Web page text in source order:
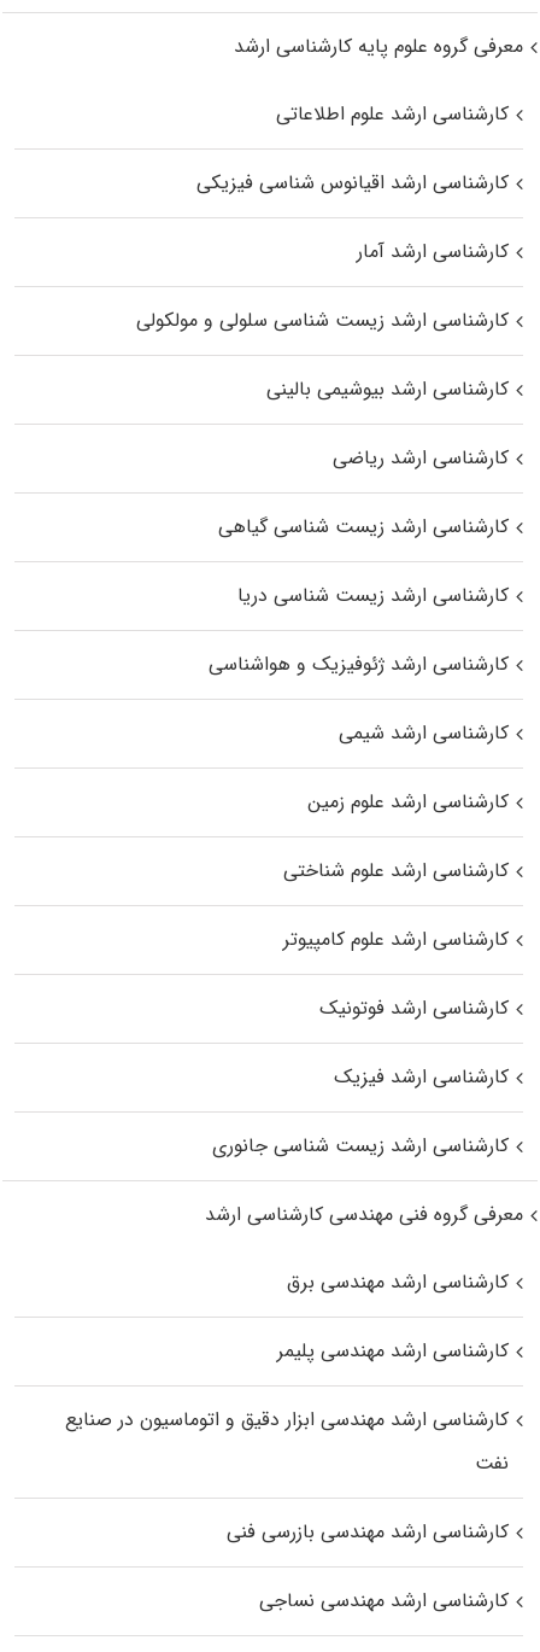
معرفی گروه علوم پایه کارشناسی ارشد
کارشناسی ارشد علوم اطلاعاتی
کارشناسی ارشد اقیانوس‌ شناسی فیزیکی
کارشناسی ارشد آمار
کارشناسی ارشد زیست شناسی سلولی و مولکولی
کارشناسی ارشد بیوشیمی بالینی
کارشناسی ارشد ریاضی
کارشناسی ارشد زیست‌ شناسی گیاهی
کارشناسی ارشد زیست‌ شناسی دریا
کارشناسی ارشد ژئوفیزیک و هواشناسی
کارشناسی ارشد شیمی
کارشناسی ارشد علوم زمین
کارشناسی ارشد علوم شناختی
کارشناسی ارشد علوم کامپیوتر
کارشناسی ارشد فوتونیک
کارشناسی ارشد فیزیک
کارشناسی ارشد زیست‌ شناسی جانوری
معرفی گروه فنی مهندسی کارشناسی ارشد
کارشناسی ارشد مهندسی برق
کارشناسی ارشد مهندسی پلیمر
کارشناسی ارشد مهندسی ابزار دقیق و اتوماسیون در صنایع
نفت
کارشناسی ارشد مهندسی بازرسی فنی
کارشناسی ارشد مهندسی نساجی